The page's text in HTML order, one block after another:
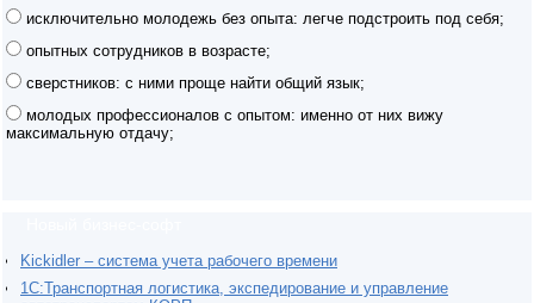
исключительно молодежь без опыта: легче подстроить под себя;
опытных сотрудников в возрасте;
сверстников: с ними проще найти общий язык;
молодых профессионалов с опытом: именно от них вижу
максимальную отдачу;
Kickidler – система учета рабочего времени
1С:Транспортная логистика, экспедирование и управление